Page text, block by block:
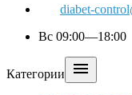
diabet-
Вс 09:00—18:00
Категории 